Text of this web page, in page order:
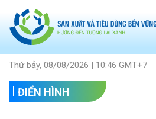
Thứ bảy, 08/08/2026 | 10:46 GMT+7
ĐIỂN HÌNH